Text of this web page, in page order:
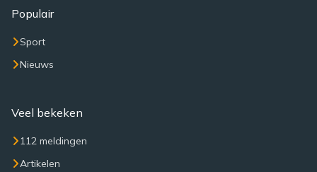
Populair
Sport
Nieuws
Veel bekeken
112 meldingen
Artikelen